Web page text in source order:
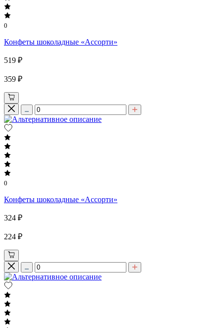
0
Конфеты шоколадные «Ассорти»
519 ₽
359 ₽
0
Конфеты шоколадные «Ассорти»
324 ₽
224 ₽